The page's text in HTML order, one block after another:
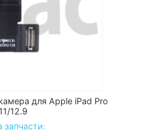
для Apple iPad Pro
11/12.9
запчасти: